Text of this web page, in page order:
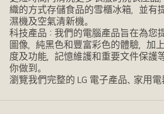
織的方式存儲食品的雪櫃冰箱，並有
濕機及空氣清新機。
科技產品：我們的電腦產品旨在為您
圖像，純黑色和豐富彩色的體驗，加
度及功能，記憶維護和重要文件保護
你做到。
瀏覽我們完整的 LG 電子產品、家用電